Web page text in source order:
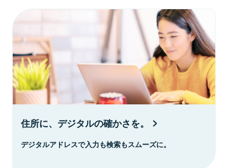
住所に、デジタルの確かさを。
デジタルアドレスで入力も検索もスムーズに。